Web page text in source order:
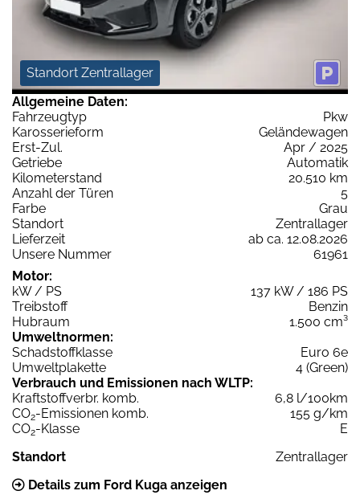
Standort Zentrallager
Allgemeine Daten:
Fahrzeugtyp
Pkw
Karosserieform
Geländewagen
Erst-Zul.
Apr / 2025
Getriebe
Automatik
Kilometerstand
20.510 km
Anzahl der Türen
5
Farbe
Grau
Standort
Zentrallager
Lieferzeit
ab ca. 12.08.2026
Unsere Nummer
61961
Motor:
kW / PS
137 kW / 186 PS
Treibstoff
Benzin
Hubraum
1.500 cm³
Umweltnormen:
Schadstoffklasse
Euro 6e
Umweltplakette
4 (Green)
Verbrauch und Emissionen nach WLTP:
Kraftstoffverbr. komb.
6,8 l/100km
CO2-Emissionen komb.
155 g/km
CO2-Klasse
E
Standort
Zentrallager
Details zum Ford Kuga anzeigen